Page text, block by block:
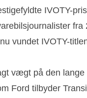
IVOTY-
fra
vundet IVOTY-
vægt på den
Ford tilbyder